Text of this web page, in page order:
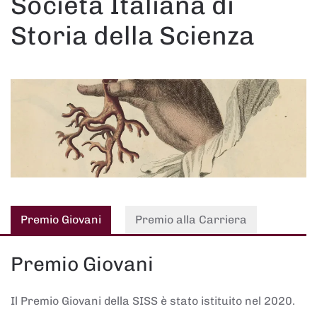
Storia della Scienza
Premio Giovani Premio alla Carriera
Premio Giovani
Il Premio Giovani della SISS è stato istituito nel 2020.